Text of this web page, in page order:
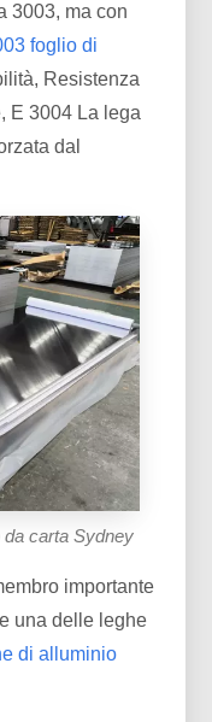
3003, ma con
foglio di
Resistenza
E 3004 La lega
dal
da carta Sydney
importante
una delle leghe
di alluminio